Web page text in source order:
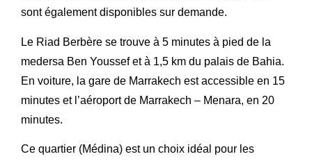
sont également disponibles sur demande.
Le Riad Berbère se trouve à 5 minutes à pied de la
medersa Ben Youssef et à 1,5 km du palais de Bahia.
En voiture, la gare de Marrakech est accessible en 15
minutes et l’aéroport de Marrakech – Menara, en 20
minutes.
Ce quartier (Médina) est un choix idéal pour les